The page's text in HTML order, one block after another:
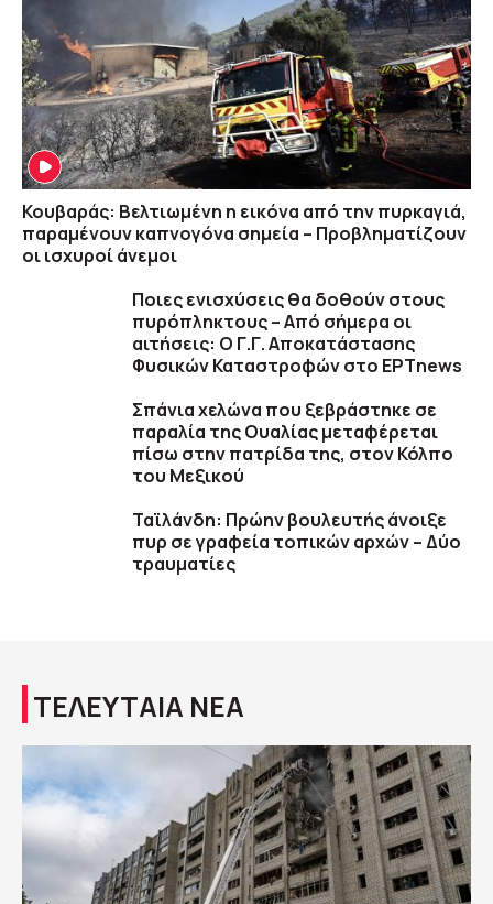
Κουβαράς: Βελτιωμένη η εικόνα από την πυρκαγιά,
παραμένουν καπνογόνα σημεία – Προβληματίζουν
οι ισχυροί άνεμοι
Ποιες ενισχύσεις θα δοθούν στους
πυρόπληκτους – Από σήμερα οι
αιτήσεις: Ο Γ.Γ. Αποκατάστασης
Φυσικών Καταστροφών στο ΕΡΤnews
Σπάνια χελώνα που ξεβράστηκε σε
παραλία της Ουαλίας μεταφέρεται
πίσω στην πατρίδα της, στον Κόλπο
του Μεξικού
Ταϊλάνδη: Πρώην βουλευτής άνοιξε
πυρ σε γραφεία τοπικών αρχών – Δύο
τραυματίες
ΤΕΛΕΥΤΑΙΑ ΝΕΑ